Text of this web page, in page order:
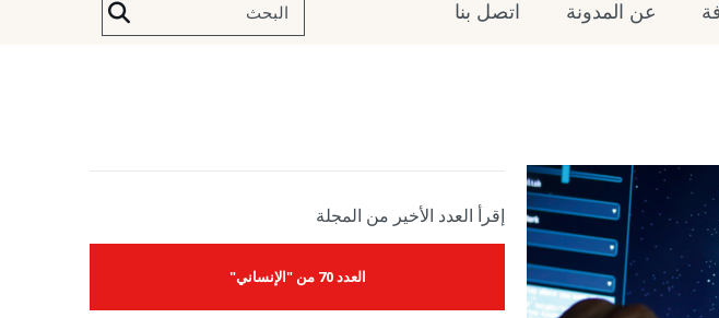
عن المدونة اتصل بنا
إقرأ العدد الأخير من المجلة
العدد 70 من "الإنساني"